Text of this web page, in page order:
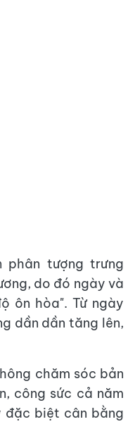
phân tượng trưng
do đó ngày và
ôn hòa". Từ ngày
dần dần tăng lên,
chăm sóc bản
công sức cả năm
đặc biệt cân bằng